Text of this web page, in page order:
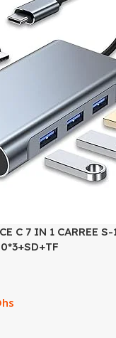
C 7 IN 1 CARREE